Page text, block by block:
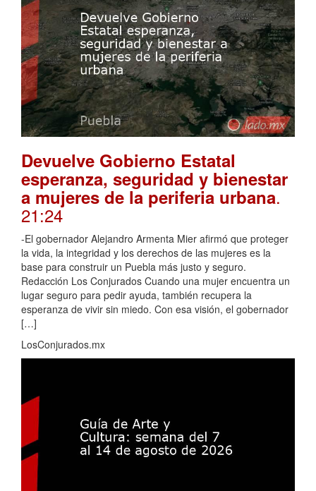
Devuelve Gobierno Estatal
esperanza, seguridad y bienestar
a mujeres de la periferia urbana.
21:24
-El gobernador Alejandro Armenta Mier afirmó que proteger
la vida, la integridad y los derechos de las mujeres es la
base para construir un Puebla más justo y seguro.
Redacción Los Conjurados Cuando una mujer encuentra un
lugar seguro para pedir ayuda, también recupera la
esperanza de vivir sin miedo. Con esa visión, el gobernador
[…]
LosConjurados.mx